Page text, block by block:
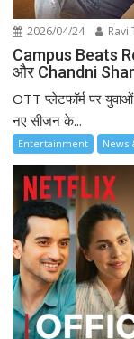
2026/04/24 Ravi
Campus Beats
और Chandni
OTT प्लेटफॉर्म पर
नए सीजन के...
Entertainment News